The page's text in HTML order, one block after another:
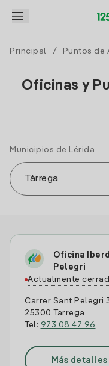
Principal / Puntos de
Oficinas y
Municipios de Lérida
Oficina
Pelegri
Actualmente
Carrer Sant Pelegri
25300 Tarrega
Tel: 973 08 47 96
Más detalles